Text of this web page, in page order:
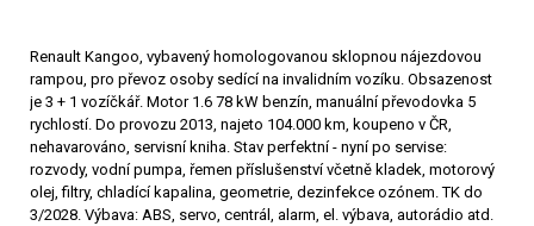
Renault Kangoo, vybavený homologovanou sklopnou nájezdovou
rampou, pro převoz osoby sedící na invalidním vozíku. Obsazenost
je 3 + 1 vozíčkář. Motor 1.6 78 kW benzín, manuální převodovka 5
rychlostí. Do provozu 2013, najeto 104.000 km, koupeno v ČR,
nehavarováno, servisní kniha. Stav perfektní - nyní po servise:
rozvody, vodní pumpa, řemen příslušenství včetně kladek, motorový
olej, filtry, chladící kapalina, geometrie, dezinfekce ozónem. TK do
3/2028. Výbava: ABS, servo, centrál, alarm, el. výbava, autorádio atd.